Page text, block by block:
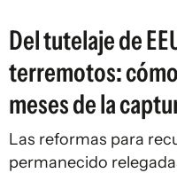
Del tutelaje de
terremotos:
meses de la
Las reformas para
permanecido